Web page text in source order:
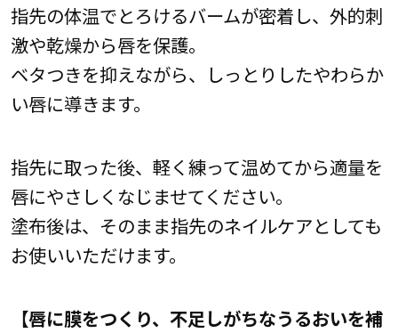
指先の体温でとろけるバームが密着し、外的刺
激や乾燥から唇を保護。
ベタつきを抑えながら、しっとりしたやわらか
い唇に導きます。
指先に取った後、軽く練って温めてから適量を
唇にやさしくなじませてください。
塗布後は、そのまま指先のネイルケアとしても
お使いいただけます。
【唇に膜をつくり、不足しがちなうるおいを補